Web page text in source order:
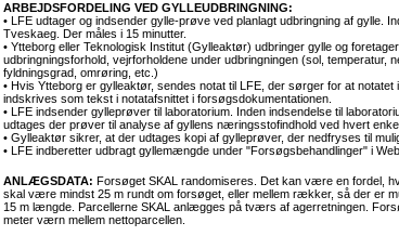
ARBEJDSFORDELING VED GYLLEUDBRINGNING:
• LFE udtager og indsender gylle-prøve ved planlagt udbringning af gylle.
Tveskaeg. Der måles i 15 minutter.
• Ytteborg eller Teknologisk Institut (Gylleaktør) udbringer gylle og
udbringningsforhold, vejrforholdene under udbringningen (sol,
fyldningsgrad, omrøring, etc.)
• Hvis Ytteborg er gylleaktør, sendes notat til LFE, der sørger for at
indskrives som tekst i notatafsnittet i forsøgsdokumentationen.
• LFE indsender gylleprøver til laboratorium. Inden indsendelse til
udtages der prøver til analyse af gyllens næringsstofindhold ved hvert
• Gylleaktør sikrer, at der udtages kopi af gylleprøver, der nedfryses til
• LFE indberetter udbragt gyllemængde under "Forsøgsbehandlinger" i
ANLÆGSDATA: Forsøget SKAL randomiseres. Det kan være en fordel,
skal være mindst 25 m rundt om forsøget, eller mellem rækker, så der er
15 m længde. Parcellerne SKAL anlægges på tværs af agerretningen.
meter værn mellem nettoparcellen.